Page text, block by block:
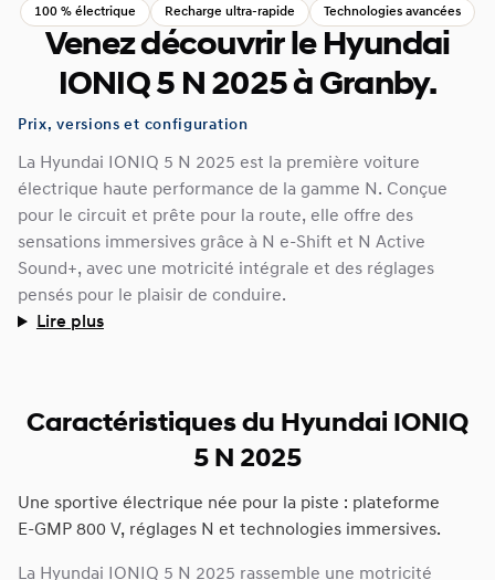
100 % électrique Recharge ultra-rapide Technologies avancées
Venez découvrir le Hyundai
IONIQ 5 N 2025 à Granby.
Prix, versions et configuration
La Hyundai IONIQ 5 N 2025 est la première voiture
électrique haute performance de la gamme N. Conçue
pour le circuit et prête pour la route, elle offre des
sensations immersives grâce à N e‑Shift et N Active
Sound+, avec une motricité intégrale et des réglages
pensés pour le plaisir de conduire.
Lire plus
Caractéristiques du Hyundai IONIQ
5 N 2025
Une sportive électrique née pour la piste : plateforme
E‑GMP 800 V, réglages N et technologies immersives.
La Hyundai IONIQ 5 N 2025 rassemble une motricité